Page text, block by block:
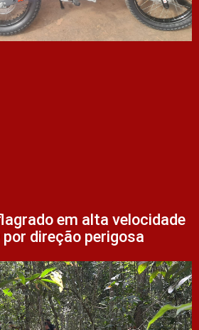
em alta velocidade
por direção perigosa